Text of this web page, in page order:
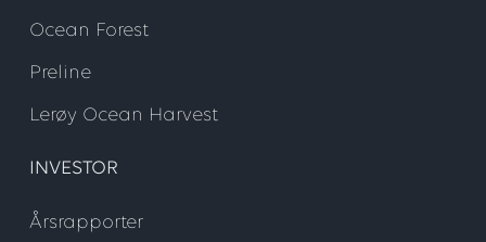
Ocean Forest
Preline
Lerøy Ocean Harvest
INVESTOR
Årsrapporter